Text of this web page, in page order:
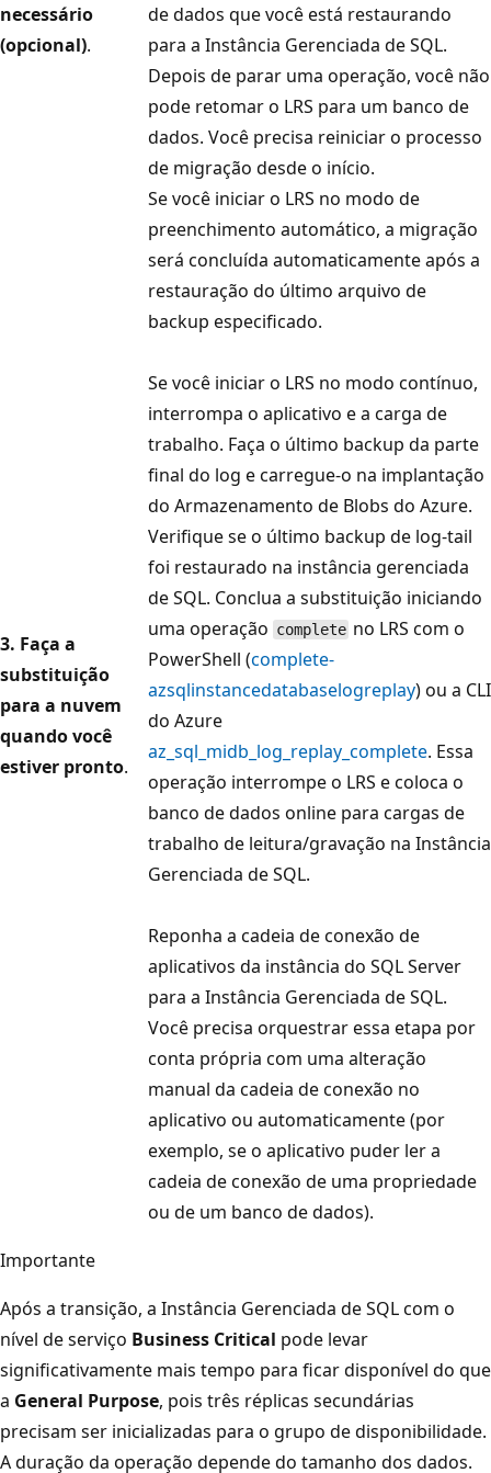
necessário
(opcional).
de dados que você está restaurando
para a Instância Gerenciada de SQL.
Depois de parar uma operação, você não
pode retomar o LRS para um banco de
dados. Você precisa reiniciar o processo
de migração desde o início.
3. Faça a
substituição
para a nuvem
quando você
estiver pronto.
Se você iniciar o LRS no modo de
preenchimento automático, a migração
será concluída automaticamente após a
restauração do último arquivo de
backup especificado.
Se você iniciar o LRS no modo contínuo,
interrompa o aplicativo e a carga de
trabalho. Faça o último backup da parte
final do log e carregue-o na implantação
do Armazenamento de Blobs do Azure.
Verifique se o último backup de log-tail
foi restaurado na instância gerenciada
de SQL. Conclua a substituição iniciando
uma operação complete no LRS com o
PowerShell (complete-
azsqlinstancedatabaselogreplay) ou a CLI
do Azure
az_sql_midb_log_replay_complete. Essa
operação interrompe o LRS e coloca o
banco de dados online para cargas de
trabalho de leitura/gravação na Instância
Gerenciada de SQL.
Reponha a cadeia de conexão de
aplicativos da instância do SQL Server
para a Instância Gerenciada de SQL.
Você precisa orquestrar essa etapa por
conta própria com uma alteração
manual da cadeia de conexão no
aplicativo ou automaticamente (por
exemplo, se o aplicativo puder ler a
cadeia de conexão de uma propriedade
ou de um banco de dados).
Importante
Após a transição, a Instância Gerenciada de SQL com o
nível de serviço Business Critical pode levar
significativamente mais tempo para ficar disponível do que
a General Purpose, pois três réplicas secundárias
precisam ser inicializadas para o grupo de disponibilidade.
A duração da operação depende do tamanho dos dados.